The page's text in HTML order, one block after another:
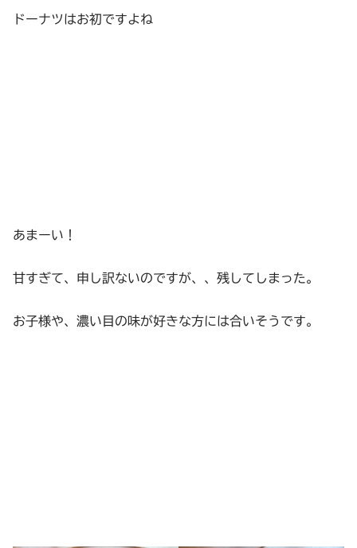
ドーナツはお初ですよね
あまーい！
甘すぎて、申し訳ないのですが、、残してしまった。
お子様や、濃い目の味が好きな方には合いそうです。